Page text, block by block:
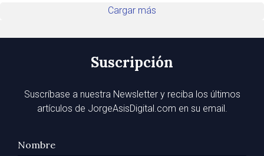
Cargar más
Suscripción
Suscríbase a nuestra Newsletter y reciba los últimos
artículos de JorgeAsisDigital.com en su email.